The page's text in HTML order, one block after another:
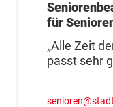
für
„Alle Zeit
passt sehr